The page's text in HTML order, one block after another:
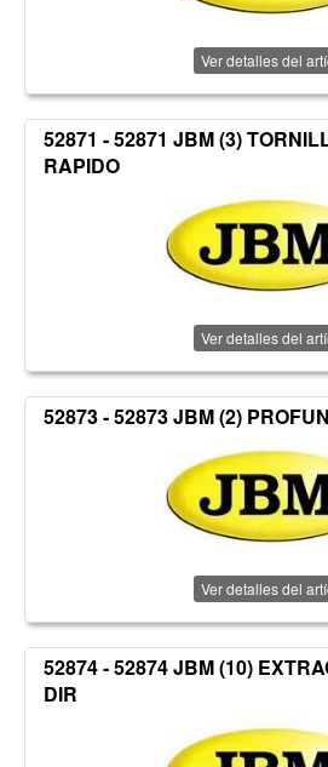
Ver detalles del
52871 - 52871 JBM (3)
RAPIDO
Ver detalles del
52873 - 52873 JBM (2)
Ver detalles del
52874 - 52874 JBM (10)
DIR